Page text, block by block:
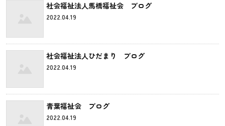
社会福祉法人馬橋福祉会 ブログ
2022.04.19
社会福祉法人ひだまり ブログ
2022.04.19
青葉福祉会 ブログ
2022.04.19